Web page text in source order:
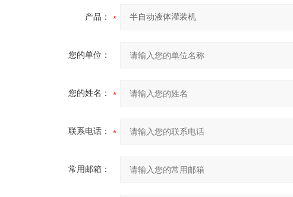
产品：
您的单位：
您的姓名：
联系电话：
常用邮箱：